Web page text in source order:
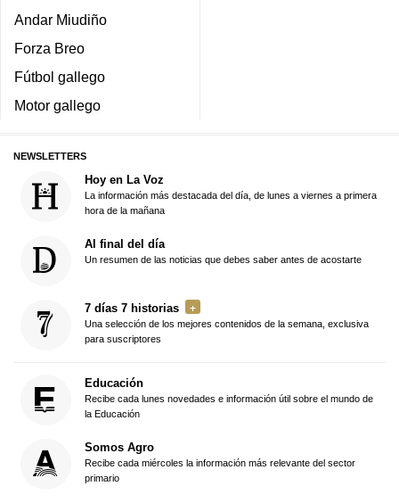
Andar Miudiño
Forza Breo
Fútbol gallego
Motor gallego
NEWSLETTERS
Hoy en La Voz
La información más destacada del día, de lunes a viernes a primera
hora de la mañana
Al final del día
Un resumen de las noticias que debes saber antes de acostarte
7 días 7 historias
Una selección de los mejores contenidos de la semana, exclusiva
para suscriptores
Educación
Recibe cada lunes novedades e información útil sobre el mundo de
la Educación
Somos Agro
Recibe cada miércoles la información más relevante del sector
primario